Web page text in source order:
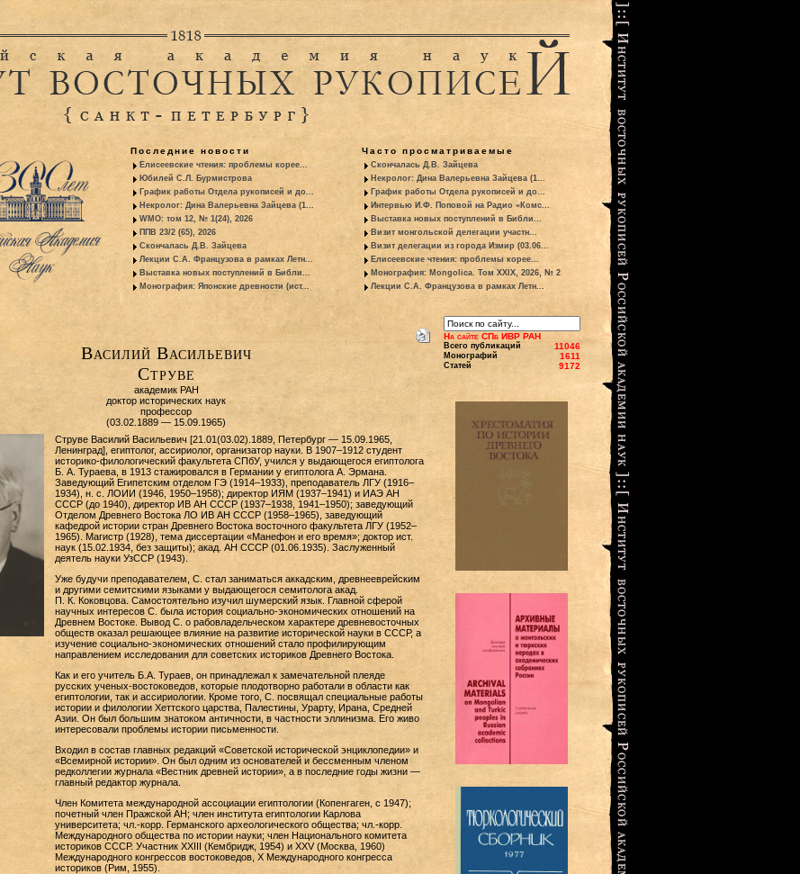
Последние новости
Елисеевские чтения: проблемы корее...
Юбилей С.Л. Бурмистрова
График работы Отдела рукописей и до...
Некролог: Дина Валерьевна Зайцева (1...
WMO: том 12, № 1(24), 2026
ППВ 23/2 (65), 2026
Скончалась Д.В. Зайцева
Лекции С.А. Французова в рамках Летн...
Выставка новых поступлений в Библи...
Монография: Японские древности (ист...
Часто просматриваемые
Скончалась Д.В. Зайцева
Некролог: Дина Валерьевна Зайцева (1...
График работы Отдела рукописей и до...
Интервью И.Ф. Поповой на Радио «Комс...
Выставка новых поступлений в Библи...
Визит монгольской делегации участн...
Визит делегации из города Измир (03.06...
Елисеевские чтения: проблемы корее...
Монография: Mongolica. Том XXIX, 2026, № 2
Лекции С.А. Французова в рамках Летн...
Василий Васильевич
Струве
академик РАН
доктор исторических наук
профессор
(03.02.1889 — 15.09.1965)
Струве Василий Васильевич [21.01(03.02).1889, Петербург — 15.09.1965,
Ленинград], египтолог, ассириолог, организатор науки. В 1907–1912 студент
историко-филологический факультета СПбУ, учился у выдающегося египтолога
Б. А. Тураева, в 1913 стажировался в Германии у египтолога А. Эрмана.
Заведующий Египетским отделом ГЭ (1914–1933), преподаватель ЛГУ (1916–
1934), н. с. ЛОИИ (1946, 1950–1958); директор ИЯМ (1937–1941) и ИАЭ АН
СССР (до 1940), директор ИВ АН СССР (1937–1938, 1941–1950); заведующий
Отделом Древнего Востока ЛО ИВ АН СССР (1958–1965), заведующий
кафедрой истории стран Древнего Востока восточного факультета ЛГУ (1952–
1965). Магистр (1928), тема диссертации «Манефон и его время»; доктор ист.
наук (15.02.1934, без защиты); акад. АН СССР (01.06.1935). Заслуженный
деятель науки УзССР (1943).
Уже будучи преподавателем, С. стал заниматься аккадским, древнееврейским
и другими семитскими языками у выдающегося семитолога акад.
П. К. Коковцова. Самостоятельно изучил шумерский язык. Главной сферой
научных интересов С. была история социально-экономических отношений на
Древнем Востоке. Вывод С. о рабовладельческом характере древневосточных
обществ оказал решающее влияние на развитие исторической науки в СССР, а
изучение социально-экономических отношений стало профилирующим
направлением исследования для советских историков Древнего Востока.
Как и его учитель Б.А. Тураев, он принадлежал к замечательной плеяде
русских ученых-востоковедов, которые плодотворно работали в области как
египтологии, так и ассириологии. Кроме того, С. посвящал специальные работы
истории и филологии Хеттского царства, Палестины, Урарту, Ирана, Средней
Азии. Он был большим знатоком античности, в частности эллинизма. Его живо
интересовали проблемы истории письменности.
Входил в состав главных редакций «Советской исторической энциклопедии» и
«Всемирной истории». Он был одним из основателей и бессменным членом
редколлегии журнала «Вестник древней истории», а в последние годы жизни —
главный редактор журнала.
Член Комитета международной ассоциации египтологии (Копенгаген, с 1947);
почетный член Пражской АН; член института египтологии Карлова
университета; чл.-корр. Германского археологического общества; чл.-корр.
Международного общества по истории науки; член Национального комитета
историков СССР. Участник XXIII (Кембридж, 1954) и XXV (Москва, 1960)
Международного конгрессов востоковедов, X Международного конгресса
историков (Рим, 1955).
На сайте СПб ИВР РАН
Всего публикаций 11046
Монографий 1611
Статей 9172